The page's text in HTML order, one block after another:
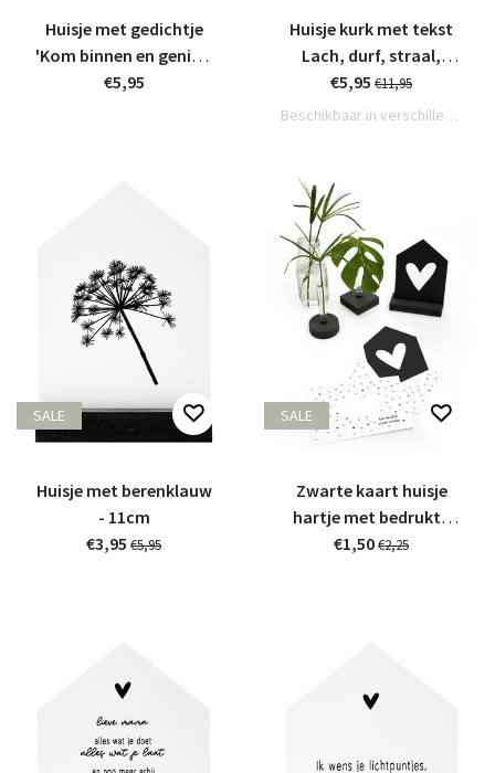
Huisje met gedichtje
'Kom binnen en geniet'
- 11cm
€5,95
Huisje kurk met tekst
Lach, durf, straal,
geniet - 20cm
€5,95 €11,95
Beschikbaar in verschillende varianten
SALE
Huisje met berenklauw
- 11cm
€3,95 €5,95
SALE
Zwarte kaart huisje
hartje met bedrukte
envelop
€1,50€2,25